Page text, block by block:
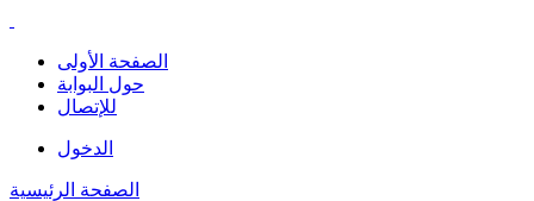
الصفحة الأولى
حول البوابة
للإتصال
الدخول
الصفحة الرئيسية